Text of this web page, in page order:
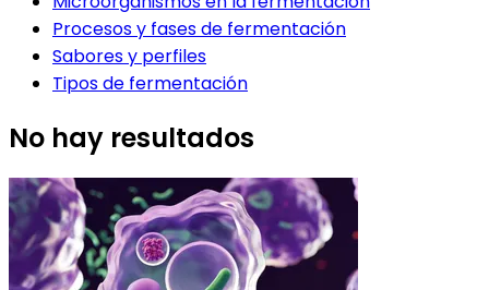
Procesos y fases de fermentación
Sabores y perfiles
Tipos de fermentación
No hay resultados